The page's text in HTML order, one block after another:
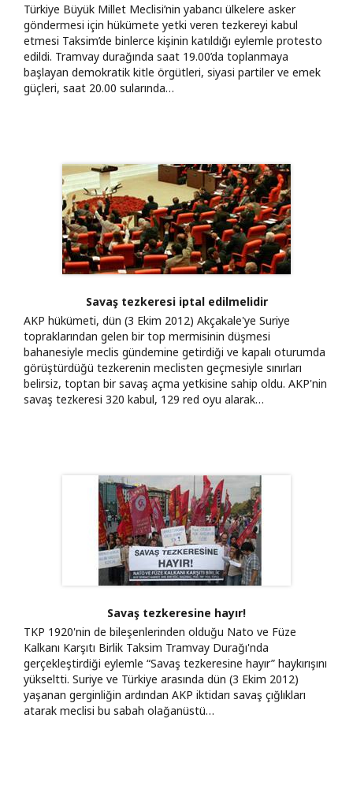
Türkiye Büyük Millet Meclisi’nin yabancı ülkelere asker
göndermesi için hükümete yetki veren tezkereyi kabul
etmesi Taksim’de binlerce kişinin katıldığı eylemle protesto
edildi. Tramvay durağında saat 19.00’da toplanmaya
başlayan demokratik kitle örgütleri, siyasi partiler ve emek
güçleri, saat 20.00 sularında…
Savaş tezkeresi iptal edilmelidir
AKP hükümeti, dün (3 Ekim 2012) Akçakale'ye Suriye
topraklarından gelen bir top mermisinin düşmesi
bahanesiyle meclis gündemine getirdiği ve kapalı oturumda
görüştürdüğü tezkerenin meclisten geçmesiyle sınırları
belirsiz, toptan bir savaş açma yetkisine sahip oldu. AKP'nin
savaş tezkeresi 320 kabul, 129 red oyu alarak…
Savaş tezkeresine hayır!
TKP 1920'nin de bileşenlerinden olduğu Nato ve Füze
Kalkanı Karşıtı Birlik Taksim Tramvay Durağı'nda
gerçekleştirdiği eylemle “Savaş tezkeresine hayır” haykırışını
yükseltti. Suriye ve Türkiye arasında dün (3 Ekim 2012)
yaşanan gerginliğin ardından AKP iktidarı savaş çığlıkları
atarak meclisi bu sabah olağanüstü…